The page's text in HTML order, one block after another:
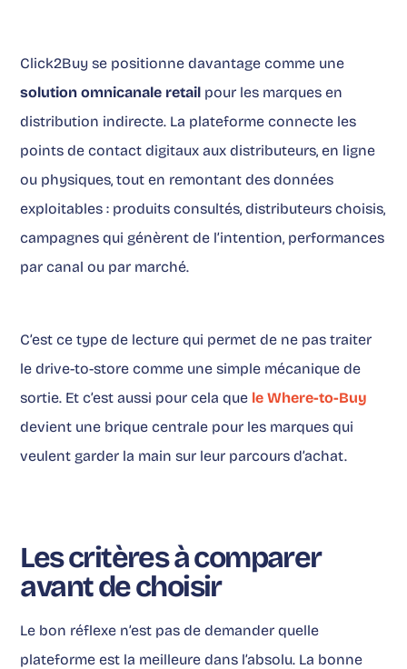
Click2Buy se positionne davantage comme une
solution omnicanale retail pour les marques en
distribution indirecte. La plateforme connecte les
points de contact digitaux aux distributeurs, en ligne
ou physiques, tout en remontant des données
exploitables : produits consultés, distributeurs choisis,
campagnes qui génèrent de l’intention, performances
par canal ou par marché.
C’est ce type de lecture qui permet de ne pas traiter
le drive-to-store comme une simple mécanique de
sortie. Et c’est aussi pour cela que le Where-to-Buy
devient une brique centrale pour les marques qui
veulent garder la main sur leur parcours d’achat.
Les critères à comparer
avant de choisir
Le bon réflexe n’est pas de demander quelle
plateforme est la meilleure dans l’absolu. La bonne